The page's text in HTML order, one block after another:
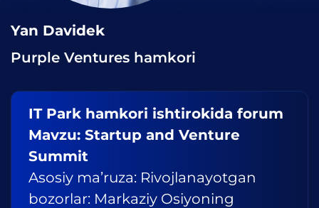
Yan Davidek
Purple Ventures hamkori
IT Park hamkori ishtirokida forum
Mavzu: Startup and Venture
Summit
Asosiy ma’ruza: Rivojlanayotgan
bozorlar: Markaziy Osiyoning